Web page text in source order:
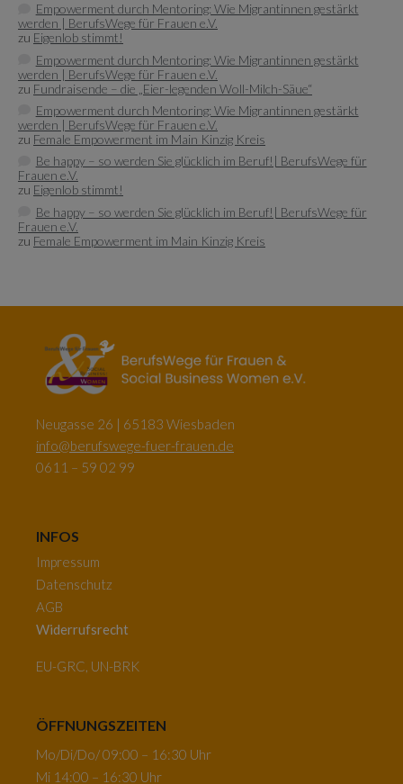
Empowerment durch Mentoring: Wie Migrantinnen gestärkt
werden | BerufsWege für Frauen e.V.
zu Eigenlob stimmt!
Empowerment durch Mentoring: Wie Migrantinnen gestärkt
werden | BerufsWege für Frauen e.V.
zu Fundraisende – die „Eier-legenden Woll-Milch-Säue“
Empowerment durch Mentoring: Wie Migrantinnen gestärkt
werden | BerufsWege für Frauen e.V.
zu Female Empowerment im Main Kinzig Kreis
Be happy – so werden Sie glücklich im Beruf!| BerufsWege für
Frauen e.V.
zu Eigenlob stimmt!
Be happy – so werden Sie glücklich im Beruf!| BerufsWege für
Frauen e.V.
zu Female Empowerment im Main Kinzig Kreis
Neugasse 26 | 65183 Wiesbaden
info@berufswege-fuer-frauen.de
0611 – 59 02 99
INFOS
Impressum
Datenschutz
AGB
Widerrufsrecht
EU-GRC, UN-BRK
ÖFFNUNGSZEITEN
Mo/Di/Do/ 09:00 – 16:30 Uhr
Mi 14:00 – 16:30 Uhr